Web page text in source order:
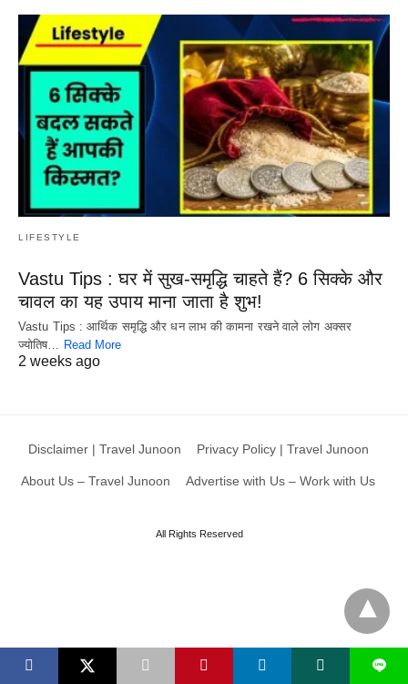
LIFESTYLE
Vastu Tips : घर में सुख-समृद्धि चाहते हैं? 6 सिक्के और
चावल का यह उपाय माना जाता है शुभ!
Vastu Tips : आर्थिक समृद्धि और धन लाभ की कामना रखने वाले लोग अक्सर
ज्योतिष… Read More
2 weeks ago
Disclaimer | Travel Junoon Privacy Policy | Travel Junoon
About Us – Travel Junoon Advertise with Us – Work with Us
All Rights Reserved
L